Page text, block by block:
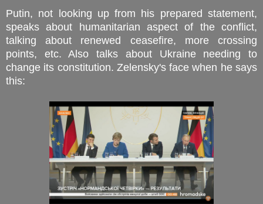
Putin, not looking up from his prepared statement,
speaks about humanitarian aspect of the conflict,
talking about renewed ceasefire, more crossing
points, etc. Also talks about Ukraine needing to
change its constitution. Zelensky's face when he says
this: